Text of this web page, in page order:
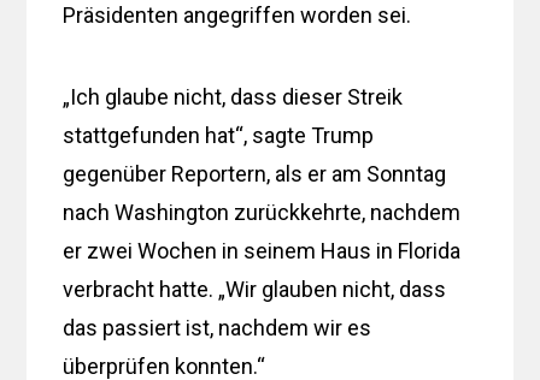
Präsidenten angegriffen worden sei.
„Ich glaube nicht, dass dieser Streik
stattgefunden hat“, sagte Trump
gegenüber Reportern, als er am Sonntag
nach Washington zurückkehrte, nachdem
er zwei Wochen in seinem Haus in Florida
verbracht hatte. „Wir glauben nicht, dass
das passiert ist, nachdem wir es
überprüfen konnten.“